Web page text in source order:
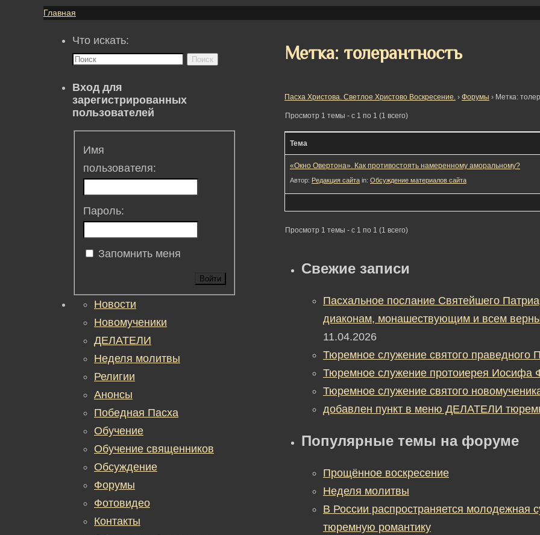
Главная
Метка: толерантность
Пасха Христова. Светлое Христово Воскресение. › Форумы › Метка:
Просмотр 1 темы - с 1 по 1 (1 всего)
Тема
«Окно Овертона». Как противостоять намеренному аморальному?
Автор: Редакция сайта in: Обсуждение материалов сайта
Просмотр 1 темы - с 1 по 1 (1 всего)
Свежие записи
Пасхальное послание Святейшего
диаконам, монашествующим и всем
11.04.2026
Тюремное служение святого праведного
Тюремное служение протоиерея Иосифа
Тюремное служение святого
добавлен пункт в меню ДЕЛАТЕЛИ
Популярные темы на форуме
Прощённое воскресение
Неделя молитвы
В России распространяется молодежная
тюремную романтику
Что искать:
Поиск
Вход для
зарегистрированных
пользователей
Имя
пользователя:
Пароль:
Запомнить меня
Войти
Новости
Новомученики
ДЕЛАТЕЛИ
Неделя молитвы
Религии
Анонсы
Победная Пасха
Обучение
Обучение священников
Обсуждение
Форумы
Фотовидео
Контакты